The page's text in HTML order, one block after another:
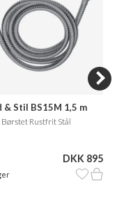
& Stil BS15M 1,5 m
bruseslange
Børstet Rustfrit Stål
DKK 895